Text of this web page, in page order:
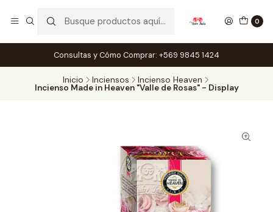
0
Consultas y Cómo Comprar: +569 9845 1424
Inicio Inciensos Incienso Heaven
Incienso Made in Heaven "Valle de Rosas" - Display